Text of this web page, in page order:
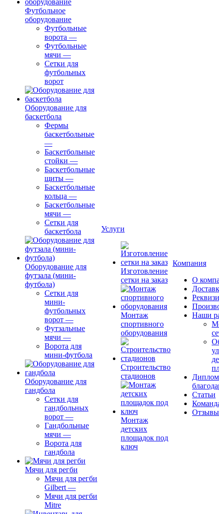
Футбольное
оборудование
Футбольные
ворота —
Футбольные
мячи —
Сетки для
футбольных
ворот
Оборудование для
баскетбола
Фермы
баскетбольные
—
Баскетбольные
стойки —
Баскетбольные
щиты —
Баскетбольные
кольца —
Баскетбольные
мячи —
Сетки для
баскетбола
Оборудование для
футзала (мини-
футбола)
Сетки для
мини-
футбольных
ворот —
Футзальные
мячи —
Ворота для
мини-футбола
Оборудование для
гандбола
Сетки для
гандбольных
ворот —
Гандбольные
мячи —
Ворота для
гандбола
Мячи для регби
Мячи для регби
Gilbert —
Мячи для регби
Mitre
Услуги
Изготовление
сетки на заказ
Монтаж
спортивного
оборудования
Строительство
стадионов
Монтаж
детских
площадок под
ключ
Компания
О
Наши
Статьи
Отзывы